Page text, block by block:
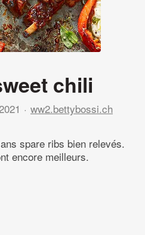
chili
ww2.bettybossi.ch
spare ribs bien relevés.
encore meilleurs.